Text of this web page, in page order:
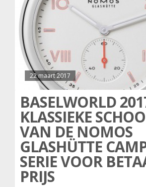
22 maart 2017
BASELWORLD
KLASSIEKE
VAN DE NOMOS
GLASHÜTTE
SERIE VOOR
PRIJS